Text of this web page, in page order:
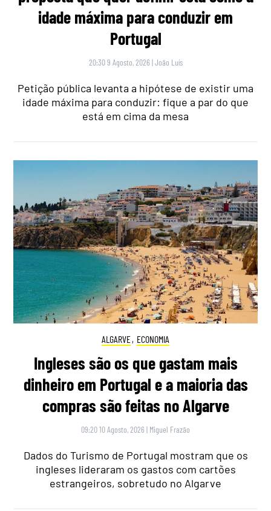
idade máxima para conduzir em
Portugal
20:30 9 Agosto, 2026 |João Luís
Petição pública levanta a hipótese de existir uma
idade máxima para conduzir: fique a par do que
está em cima da mesa
ALGARVE, ECONOMIA
Ingleses são os que gastam mais
dinheiro em Portugal e a maioria das
compras são feitas no Algarve
09:20 10 Agosto, 2026 | Miguel Frazão
Dados do Turismo de Portugal mostram que os
ingleses lideraram os gastos com cartões
estrangeiros, sobretudo no Algarve